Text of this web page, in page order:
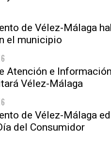
de Vélez-Málaga
el municipio
Atención e
Vélez-Málaga
de Vélez-Málaga
del Consumidor